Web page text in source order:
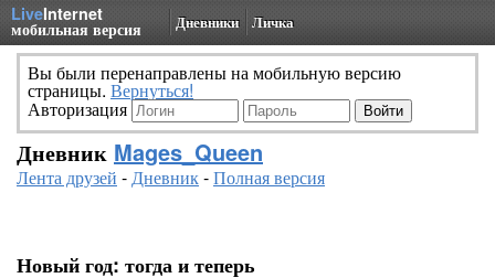
LiveInternet
мобильная версия Дневники Личка
Вы были перенаправлены на мобильную версию
страницы. Вернуться!
Авторизация
Дневник Mages_Queen
Лента друзей -Дневник-Полная версия
Новый год: тогда и теперь